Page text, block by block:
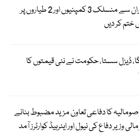
امریکا نے ایران سے منسلک 3 کمپنیوں اور 2 طیاروں پر
ختم کر دیں
ڈیزل سستا، حکومت نے نئی قیمتوں کا
صومالیہ کا دفاعی تعاون مزید مضبوط بنانے
وزیر دفاع کی نیول اور ایئرہیڈ کوارٹرز آمد